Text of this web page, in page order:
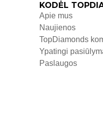
KODĖL
Apie mus
Naujienos
TopDiamonds
Ypatingi
Paslaugos